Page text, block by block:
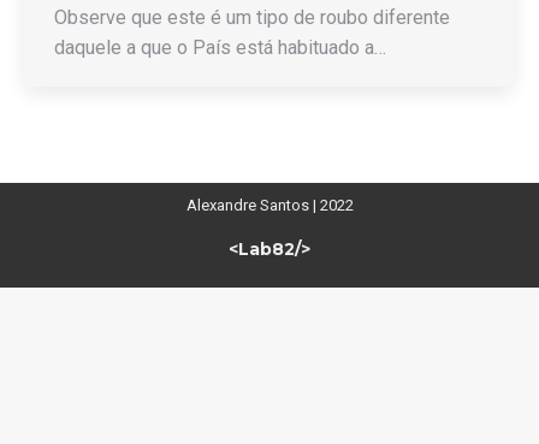
Observe que este é um tipo de roubo diferente
daquele a que o País está habituado a…
Alexandre Santos | 2022
<Lab82/>